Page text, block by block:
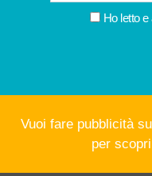
Ho letto
Vuoi fare pubblicità
per